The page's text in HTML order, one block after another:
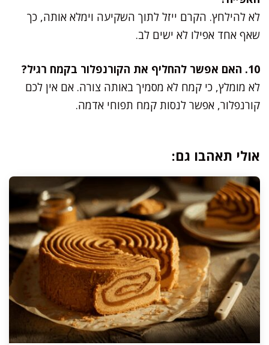
לא להילחץ. הקרם ייזל לתוך השקיעה וימלא אותה, כך
שאף אחד אפילו לא ישים לב.
10. האם אפשר להחליף את הקורנפלור בקמח רגיל?
לא מומלץ, כי קמח לא מסמיך באותה צורה. אם אין לכם
קורנפלור, אפשר לנסות קמח תפוחי אדמה.
אולי תאהבו גם: